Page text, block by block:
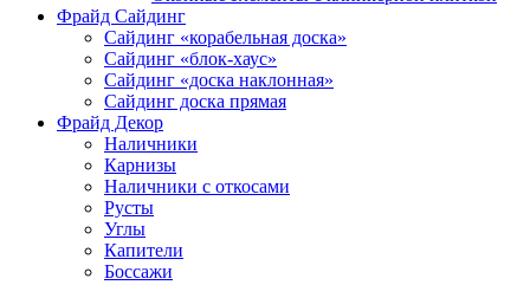
Фрайд Сайдинг
Сайдинг «корабельная доска»
Сайдинг «блок-хаус»
Сайдинг «доска наклонная»
Сайдинг доска прямая
Фрайд Декор
Наличники
Карнизы
Наличники с откосами
Русты
Углы
Капители
Боссажи